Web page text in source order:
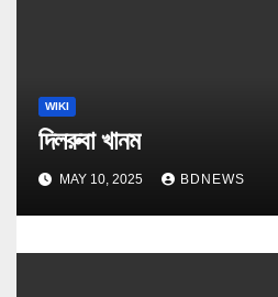
WIKI
দিলরুবা খানম
MAY 10, 2025 BDNEWS